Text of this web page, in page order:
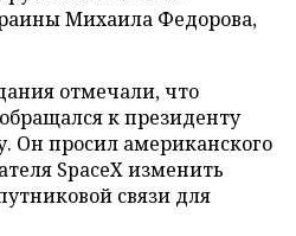
Михаила Федорова,
отмечали, что
к президенту
Он просил американского
SpaceX изменить
связи для